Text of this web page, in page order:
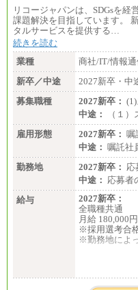
■(株)JTBデ
総合職 月給
※詳細はJTB
■I&Jデジタル
総合職 月給
※詳細はJTBキ
＜有期社員コ
■(株)JTBビジ
有期契約職
※詳細はJTBキ
■(株)JTBパブ
総合職 月給
中途：
①月給227,000
②月給212,000
③月給172,500
④月給23万円
⑤月給20万円
⑥月給33万円
⑦月給271,000
⑧～⑮月給
⑯月給185,000
⑰月給237,000
⑱月給
リコージャパンは、SDGsを
課題解決を目指しています。
タルサービスを提供する…
続きを読む
業種
商社/IT/情報
新卒／中途
2027新卒・中
募集職種
2027新卒：
中途：
（１
雇用形態
2027新卒： 嘱
中途： 嘱託社
勤務地
2027新卒： 応
中途： 応募者
給与
2027新卒：
全職種共通
月給 180,000
※採用選考合
※勤務地によ
月給 200,000